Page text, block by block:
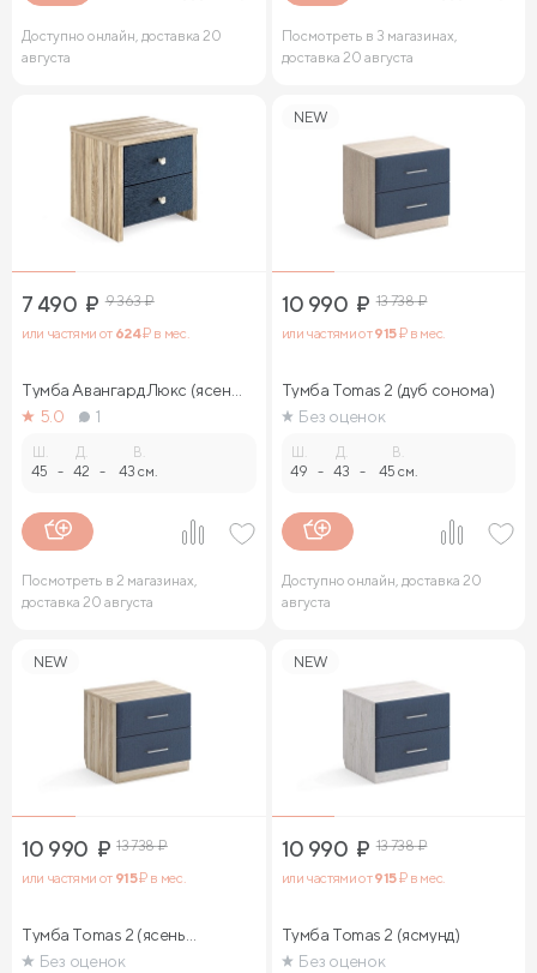
Доступно онлайн, доставка 20
августа
Посмотреть в 3 магазинах,
доставка 20 августа
7 490 ₽ 9 363₽
или частями от 624₽ в мес.
Тумба Авангард Люкс (ясень
ориноко)
5.0 1
45 -
Д.
42 -
В.
43 см.
Посмотреть в 2 магазинах,
доставка 20 августа
NEW
10 990 ₽ 13 738₽
или частями от915₽ в мес.
Тумба Tomas 2 (дуб сонома)
Без оценок
49 -
Д.
43 -
В.
45 см.
Доступно онлайн, доставка 20
августа
NEW
10 990 ₽ 13 738₽
или частями от 915₽ в мес.
Тумба Tomas 2 (ясень
ориноко)
Без оценок
NEW
10 990 ₽ 13 738₽
или частями от915₽ в мес.
Тумба Tomas 2 (ясмунд)
Без оценок